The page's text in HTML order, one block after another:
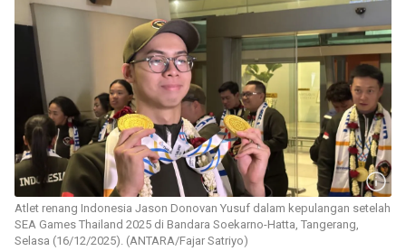
Atlet renang Indonesia Jason Donovan Yusuf dalam kepulangan setelah
SEA Games Thailand 2025 di Bandara Soekarno-Hatta, Tangerang,
Selasa (16/12/2025). (ANTARA/Fajar Satriyo)